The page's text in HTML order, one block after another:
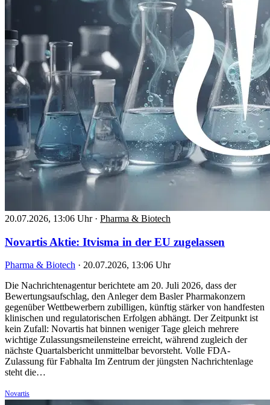
20.07.2026, 13:06 Uhr · Pharma & Biotech
Novartis Aktie: Itvisma in der EU zugelassen
Pharma & Biotech · 20.07.2026, 13:06 Uhr
Die Nachrichtenagentur berichtete am 20. Juli 2026, dass der
Bewertungsaufschlag, den Anleger dem Basler Pharmakonzern
gegenüber Wettbewerbern zubilligen, künftig stärker von handfesten
klinischen und regulatorischen Erfolgen abhängt. Der Zeitpunkt ist
kein Zufall: Novartis hat binnen weniger Tage gleich mehrere
wichtige Zulassungsmeilensteine erreicht, während zugleich der
nächste Quartalsbericht unmittelbar bevorsteht. Volle FDA-
Zulassung für Fabhalta Im Zentrum der jüngsten Nachrichtenlage
steht die…
Novartis